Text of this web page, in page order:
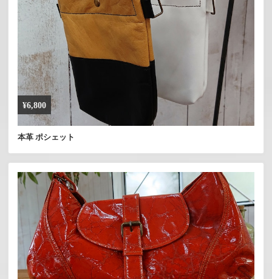
¥6,800
本革 ポシェット